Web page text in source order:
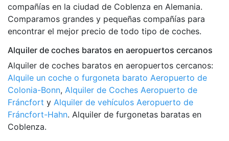
compañías en la ciudad de Coblenza en Alemania.
Comparamos grandes y pequeñas compañías para
encontrar el mejor precio de todo tipo de coches.
Alquiler de coches baratos en aeropuertos cercanos
Alquiler de coches baratos en aeropuertos cercanos:
Alquile un coche o furgoneta barato Aeropuerto de
Colonia-Bonn, Alquiler de Coches Aeropuerto de
Fráncfort y Alquiler de vehículos Aeropuerto de
Fráncfort-Hahn. Alquiler de furgonetas baratas en
Coblenza.